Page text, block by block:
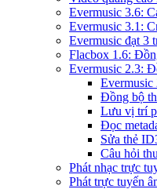
Evermusic 3.6:
Evermusic 3.1:
Evermusic đạt 3
Flacbox 1.6:
Evermusic 2.3:
Evermusic
Đồng bộ
Lưu vị trí
Đọc
Sửa thẻ
Câu hỏi
Phát nhạc trực
Phát trực tuyến